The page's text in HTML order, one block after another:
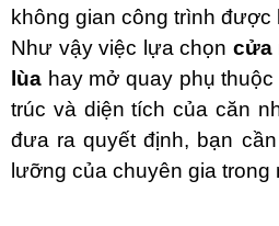
không gian công trình được
Như vậy việc lựa chọn cửa
lùa hay mở quay phụ
trúc và diện tích của căn
đưa ra quyết định, bạn
lưỡng của chuyên gia trong